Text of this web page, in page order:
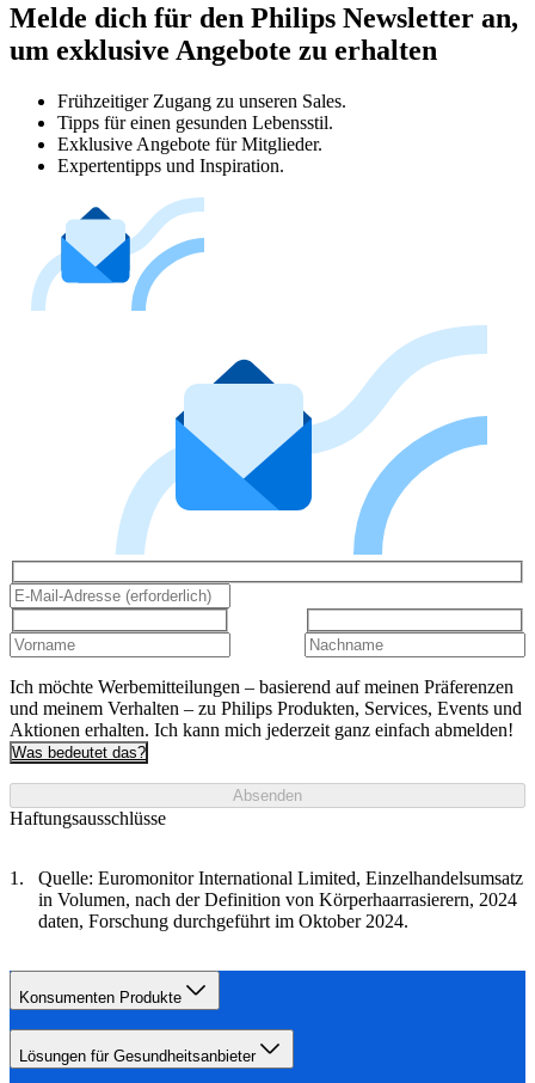
Melde dich für den Philips Newsletter an,
um exklusive Angebote zu erhalten
Frühzeitiger Zugang zu unseren Sales.
Tipps für einen gesunden Lebensstil.
Exklusive Angebote für Mitglieder.
Expertentipps und Inspiration.
Ich möchte Werbemitteilungen – basierend auf meinen Präferenzen
und meinem Verhalten – zu Philips Produkten, Services, Events und
Aktionen erhalten. Ich kann mich jederzeit ganz einfach abmelden!
Was bedeutet das?
Absenden
Haftungsausschlüsse
Quelle: Euromonitor International Limited, Einzelhandelsumsatz
in Volumen, nach der Definition von Körperhaarrasierern, 2024
daten, Forschung durchgeführt im Oktober 2024.
Konsumenten Produkte
Lösungen für Gesundheitsanbieter